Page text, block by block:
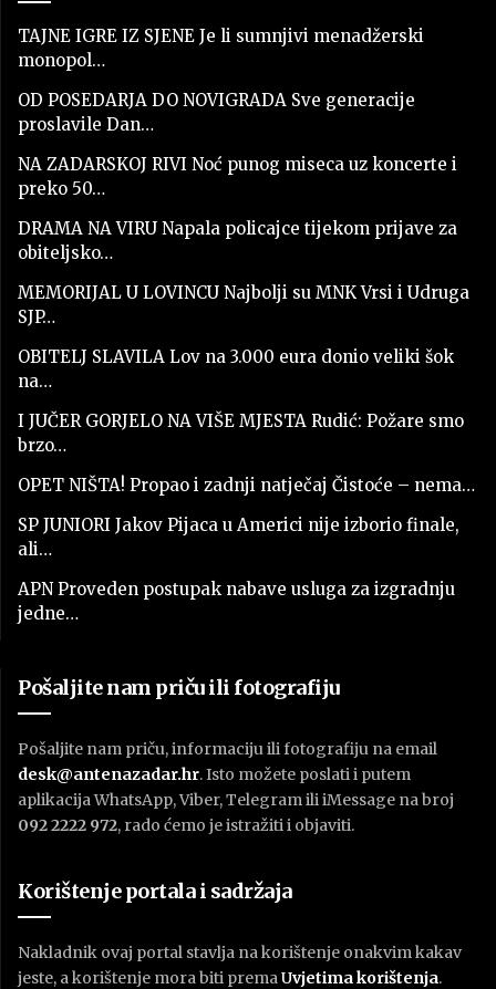
TAJNE IGRE IZ SJENE Je li sumnjivi menadžerski
monopol…
OD POSEDARJA DO NOVIGRADA Sve generacije
proslavile Dan…
NA ZADARSKOJ RIVI Noć punog miseca uz koncerte i
preko 50…
DRAMA NA VIRU Napala policajce tijekom prijave za
obiteljsko…
MEMORIJAL U LOVINCU Najbolji su MNK Vrsi i Udruga
SJP…
OBITELJ SLAVILA Lov na 3.000 eura donio veliki šok
na…
I JUČER GORJELO NA VIŠE MJESTA Rudić: Požare smo
brzo…
OPET NIŠTA! Propao i zadnji natječaj Čistoće – nema…
SP JUNIORI Jakov Pijaca u Americi nije izborio finale,
ali…
APN Proveden postupak nabave usluga za izgradnju
jedne…
Pošaljite nam priču ili fotografiju
Pošaljite nam priču, informaciju ili fotografiju na email
desk@antenazadar.hr. Isto možete poslati i putem
aplikacija WhatsApp, Viber, Telegram ili iMessage na broj
092 2222 972, rado ćemo je istražiti i objaviti.
Korištenje portala i sadržaja
Nakladnik ovaj portal stavlja na korištenje onakvim kakav
jeste, a korištenje mora biti premaUvjetima korištenja.